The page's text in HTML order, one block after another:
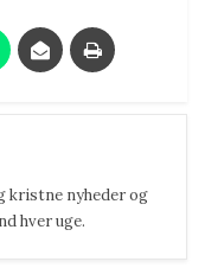
kristne nyheder og
hver uge.